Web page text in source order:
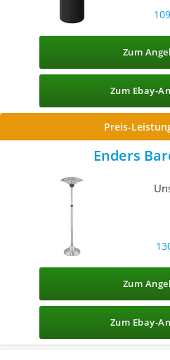
Zum
Zum Ebay-
Preis-
Enders
Zum
Zum Ebay-